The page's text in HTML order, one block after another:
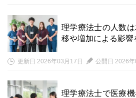
理学療法士の人数
移や増加による影響
更新日 2026年03月17日 公開日 2026年
理学療法士で医療